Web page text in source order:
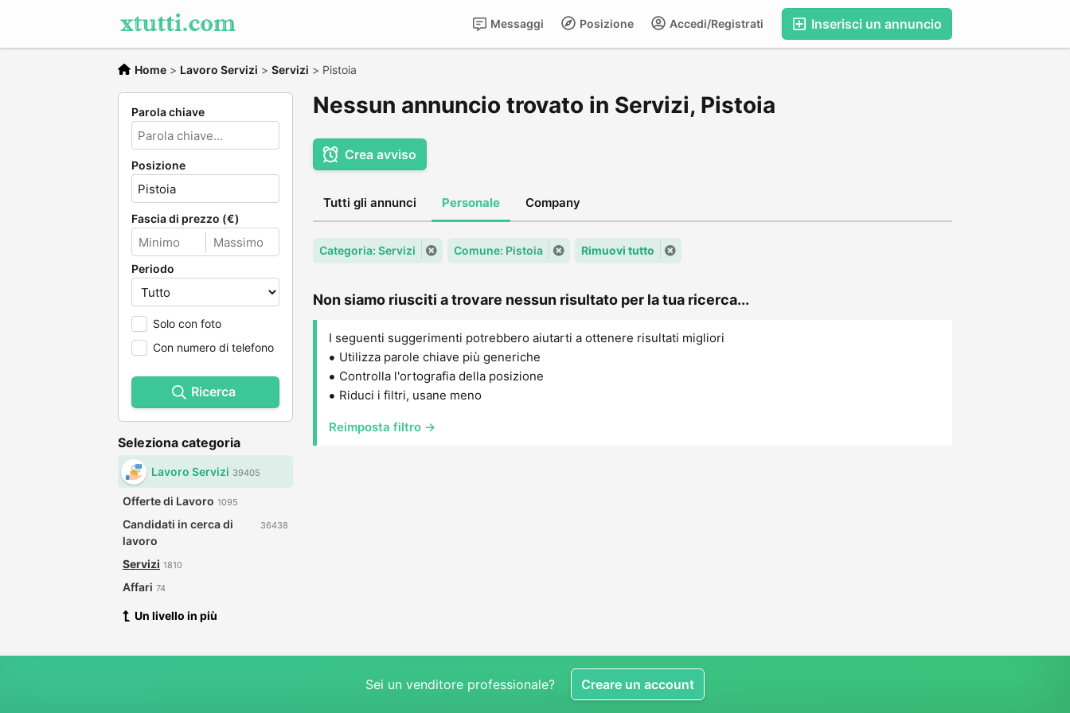
Inserisci un annuncio
Accedi/Registrati
Posizione
Messaggi
Home > Lavoro Servizi > Servizi > Pistoia
Parola chiave
Posizione
Fascia di prezzo (€)
Periodo
Solo con foto
Con numero di telefono
Ricerca
Seleziona categoria
Lavoro Servizi 39405
Offerte di Lavoro 1095
Candidati in cerca di
lavoro
36438
Servizi 1810
Affari 74
Un livello in più
Nessun annuncio trovato in Servizi, Pistoia
Crea avviso
Tutti gli annunci Personale Company
Categoria: Servizi Comune: Pistoia Rimuovi tutto
Non siamo riusciti a trovare nessun risultato per la tua ricerca...
I seguenti suggerimenti potrebbero aiutarti a ottenere risultati migliori
Utilizza parole chiave più generiche
Controlla l'ortografia della posizione
Riduci i filtri, usane meno
Reimposta filtro →
Sei un venditore professionale? Creare un account